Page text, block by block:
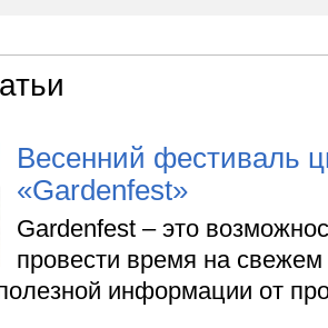
Весенний фестиваль
«Gardenfest»
Gardenfest – это
провести время на свежем
информации от